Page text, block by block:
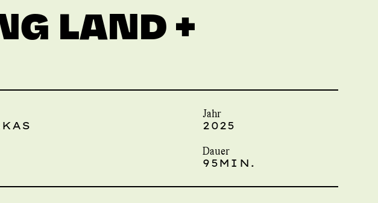
LAND +
Jahr
2025
Dauer
95MIN.